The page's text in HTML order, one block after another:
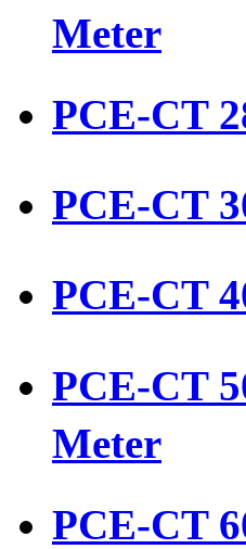
Meter
PCE-CT
PCE-CT
PCE-CT
PCE-CT
Meter
PCE-CT